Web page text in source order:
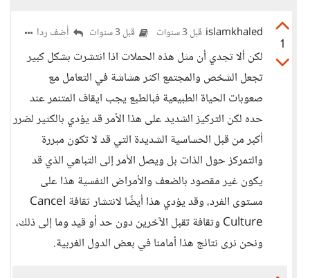
1
islamkhaled قبل 3 سنوات قبل 3 سنوات أضف ردا
لكن ألا تجدي أن مثل هذه الحملات اذا انتشرت بشكل كبير
تجعل الشخص والمجتمع اكثر هشاشة في التعامل مع
صعوبات الحياة الطبيعية فبالطبع يجب ايقاف المتنمر عند
حده لكن التركيز الشديد على هذا الأمر قد يؤدي بالكثير لضرر
أكبر من قبل الحساسية الشديدة التي قد لا تكون مبررة
والتمركز حول الذات بل ويصل الأمر إلى التباهي الذي قد
يكون غير مقصود بالضعف والأمراض النفسية هذا على
مستوى الفرد، وقد يؤدي هذا أيضًا لانتشار ثقافة Cancel
Culture وثقافة تقبل الآخرين دون حد أو قيد وما إلى ذلك،
ونحن نرى نتائج هذا أمامنا في بعض الدول الغربية.